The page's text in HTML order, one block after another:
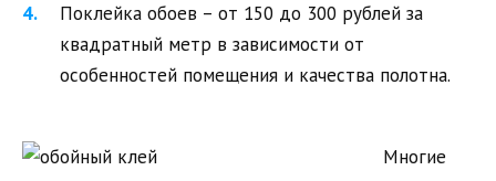
Поклейка обоев – от 150 до 300 рублей за
квадратный метр в зависимости от
особенностей помещения и качества полотна.
Многие